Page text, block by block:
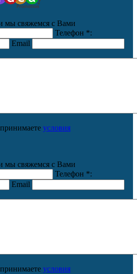
мы свяжемся с Вами
Телефон *:
Email
условия
мы свяжемся с Вами
Телефон *:
Email
условия